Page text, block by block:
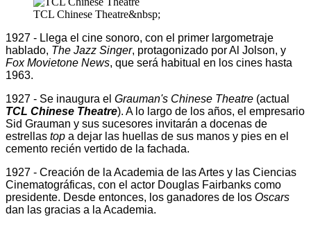
TCL Chinese Theatre&nbsp;
1927 - Llega el cine sonoro, con el primer largometraje
hablado, The Jazz Singer, protagonizado por Al Jolson, y
Fox Movietone News, que será habitual en los cines hasta
1963.
1927 - Se inaugura el Grauman's Chinese Theatre (actual
TCL Chinese Theatre). A lo largo de los años, el empresario
Sid Grauman y sus sucesores invitarán a docenas de
estrellas top a dejar las huellas de sus manos y pies en el
cemento recién vertido de la fachada.
1927 - Creación de la Academia de las Artes y las Ciencias
Cinematográficas, con el actor Douglas Fairbanks como
presidente. Desde entonces, los ganadores de los Oscars
dan las gracias a la Academia.